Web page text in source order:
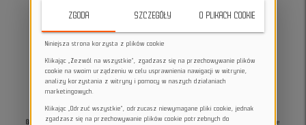
Gogle rowerowe Shot IRIS 2.0 tech black enduro mattzapewniają maksymalne pole
ZGODA SZCZEGÓŁY O PLIKACH COOKIE
Niniejsza strona korzysta z plików cookie
Klikając „Zezwól na wszystkie”, zgadzasz się na przechowywanie plików
cookie na swoim urządzeniu w celu usprawnienia nawigacji w witrynie,
analizy korzystania z witryny i pomocy w naszych działaniach
marketingowych.
Klikając „Odrzuć wszystkie”, odrzucasz niewymagane pliki cookie, jednak
zgadzasz się na przechowywanie plików cookie potrzebnych do